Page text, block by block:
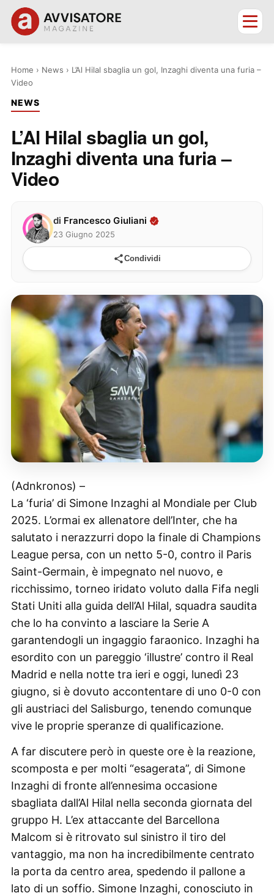
Home › News › L’Al Hilal sbaglia un gol, Inzaghi diventa una furia –
Video
NEWS
L’Al Hilal sbaglia un gol,
Inzaghi diventa una furia –
Video
di Francesco Giuliani
23 Giugno 2025
Condividi
(Adnkronos) –
La ‘furia’ di Simone Inzaghi al Mondiale per Club
2025. L’ormai ex allenatore dell’Inter, che ha
salutato i nerazzurri dopo la finale di Champions
League persa, con un netto 5-0, contro il Paris
Saint-Germain, è impegnato nel nuovo, e
ricchissimo, torneo iridato voluto dalla Fifa negli
Stati Uniti alla guida dell’Al Hilal, squadra saudita
che lo ha convinto a lasciare la Serie A
garantendogli un ingaggio faraonico. Inzaghi ha
esordito con un pareggio ‘illustre’ contro il Real
Madrid e nella notte tra ieri e oggi, lunedì 23
giugno, si è dovuto accontentare di uno 0-0 con
gli austriaci del Salisburgo, tenendo comunque
vive le proprie speranze di qualificazione.
A far discutere però in queste ore è la reazione,
scomposta e per molti “esagerata”, di Simone
Inzaghi di fronte all’ennesima occasione
sbagliata dall’Al Hilal nella seconda giornata del
gruppo H. L’ex attaccante del Barcellona
Malcom si è ritrovato sul sinistro il tiro del
vantaggio, ma non ha incredibilmente centrato
la porta da centro area, spedendo il pallone a
lato di un soffio. Simone Inzaghi, conosciuto in